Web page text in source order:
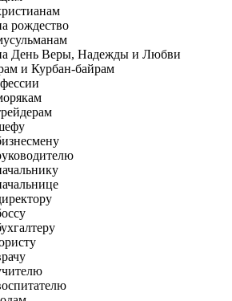
рождество
День Веры, Надежды и Любви
и Курбан-байрам